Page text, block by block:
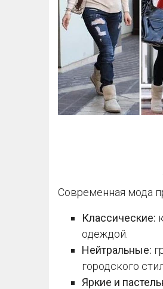
Современная мода
Классические:
одеждой.
Нейтральные:
городского
Яркие и